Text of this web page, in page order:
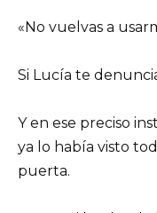
«No vuelvas a
Si Lucía te
Y en ese preciso
ya lo había visto
puerta.